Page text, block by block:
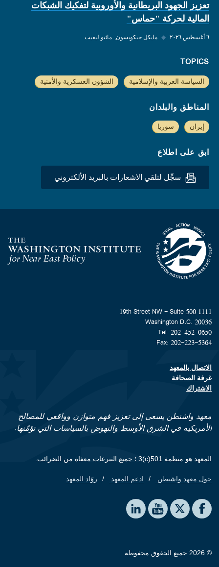
تعزيز الجهود البريطانية والأوروبية لتفكيك الشبكات
المالية لحركة "حماس"
٦ أغسطس ٢٠٢٦ ◆ مايكل جيكوبسون ماثيو ليفيت
TOPICS
السياسة العربية والإسلامية الشؤون العسكرية والأمنية
المناطق والبلدان
إيران سوريا
ابق على اطلاع
سجِّل لتلقي الاشعارات بالبريد الألكتروني
Homepage
1111 19th Street NW - Suite 500
Washington D.C. 20036
Tel: 202-452-0650
Fax: 202-223-5364
Footer contact links
الاتصال بالمعهد
غرفة الصحافة
الاشتراك
معهد واشنطن يسعى إلى تعزيز فهم متوازن وواقعي للمصالح
الأمريكية في الشرق الأوسط والنهوض بالسياسات التي تؤمّنها.
المعهد هو منظمة 501(c)3 ؛ جميع التبرعات معفاة من الضرائب.
Footer quick links
حول معهد واشنطن ادعم المعهد روّاد المعهد
Social media
The Washington Institute on Facebook
The Washington Institute on X
The Washington Institute on YouTube
The Washington Institute on LinkedIn
© 2026 جميع الحقوق محفوظة.